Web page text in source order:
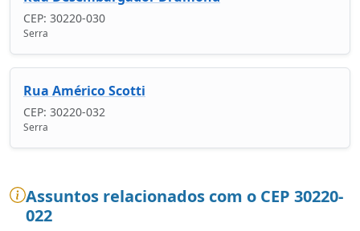
CEP: 30220-030
Serra
Rua Américo Scotti
CEP: 30220-032
Serra
Assuntos relacionados com o CEP 30220-
022